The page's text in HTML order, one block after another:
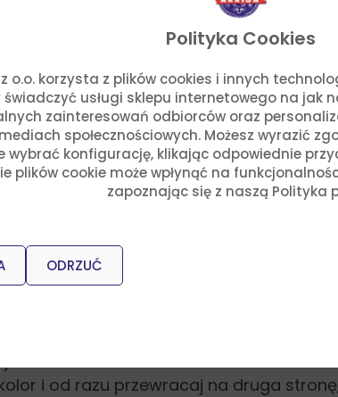
Polityka Cookies
o.o. korzysta z plików cookies i innych
usługi sklepu internetowego na jak
zainteresowań odbiorców oraz
społecznościowych. Możesz wyrazić
wybrać konfigurację, klikając odpowiednie
plików cookie może wpłynąć na
zapoznając się z naszą Polityka
ODRZUĆ
rozwałkuj jak najcieniej jak się
o pożądanym rozmiarze, w środku
bok.
on idealne do smażenia faworków.
i od razu przewracaj na druga